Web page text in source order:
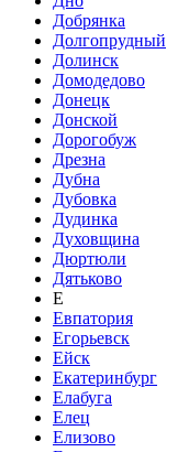
Добрянка
Долгопрудный
Долинск
Домодедово
Донецк
Донской
Дорогобуж
Дрезна
Дубна
Дубовка
Дудинка
Духовщина
Дюртюли
Дятьково
Е
Евпатория
Егорьевск
Ейск
Екатеринбург
Елабуга
Елец
Елизово